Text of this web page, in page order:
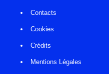
Contacts
Cookies
Crédits
Mentions Légales